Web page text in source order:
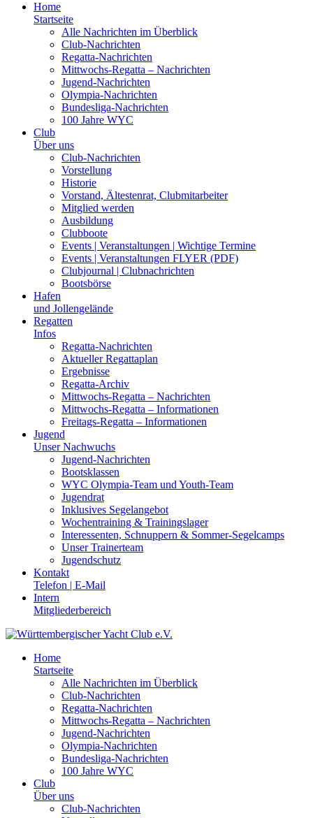
Home
Startseite
Alle Nachrichten im Überblick
Club-Nachrichten
Regatta-Nachrichten
Mittwochs-Regatta – Nachrichten
Jugend-Nachrichten
Olympia-Nachrichten
Bundesliga-Nachrichten
100 Jahre WYC
Club
Über uns
Club-Nachrichten
Vorstellung
Historie
Vorstand, Ältestenrat, Clubmitarbeiter
Mitglied werden
Ausbildung
Clubboote
Events | Veranstaltungen | Wichtige Termine
Events | Veranstaltungen FLYER (PDF)
Clubjournal | Clubnachrichten
Bootsbörse
Hafen
und Jollengelände
Regatten
Infos
Regatta-Nachrichten
Aktueller Regattaplan
Ergebnisse
Regatta-Archiv
Mittwochs-Regatta – Nachrichten
Mittwochs-Regatta – Informationen
Freitags-Regatta – Informationen
Jugend
Unser Nachwuchs
Jugend-Nachrichten
Bootsklassen
WYC Olympia-Team und Youth-Team
Jugendrat
Inklusives Segelangebot
Wochentraining & Trainingslager
Interessenten, Schnuppern & Sommer-Segelcamps
Unser Trainerteam
Jugendschutz
Kontakt
Telefon | E-Mail
Intern
Mitgliederbereich
Home
Startseite
Alle Nachrichten im Überblick
Club-Nachrichten
Regatta-Nachrichten
Mittwochs-Regatta – Nachrichten
Jugend-Nachrichten
Olympia-Nachrichten
Bundesliga-Nachrichten
100 Jahre WYC
Club
Über uns
Club-Nachrichten